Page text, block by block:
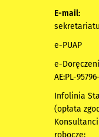
E-mail:
e-PUAP
e-
AE:PL-
Infolinia
(opłata
robocze: